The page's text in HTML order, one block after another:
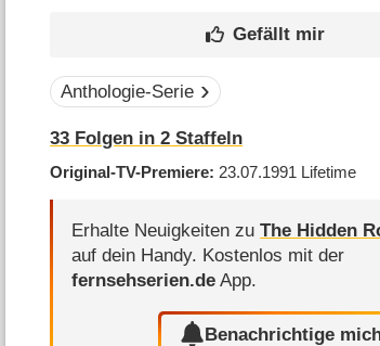
Anthologie-Serie
33 Folgen in2 Staffeln
Original-TV-Premiere 23.07.1991 Lifetime
Erhalte Neuigkeiten zuThe Hidden
auf dein Handy. Kostenlos mit der
fernsehserien.de App.
Benachrichtige